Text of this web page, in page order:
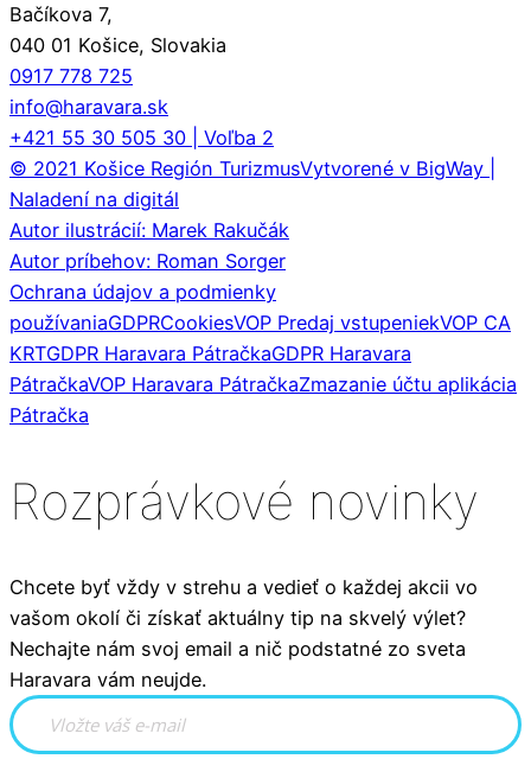
Bačíkova 7,
040 01 Košice, Slovakia
0917 778 725
info@haravara.sk
+421 55 30 505 30 | Voľba 2
© 2021 Košice Región TurizmusVytvorené v BigWay |
Naladení na digitál
Autor ilustrácií: Marek Rakučák
Autor príbehov: Roman Sorger
Ochrana údajov a podmienky
používaniaGDPRCookiesVOP Predaj vstupeniekVOP CA
KRTGDPR Haravara PátračkaGDPR Haravara
PátračkaVOP Haravara PátračkaZmazanie účtu aplikácia
Pátračka
Rozprávkové novinky
Chcete byť vždy v strehu a vedieť o každej akcii vo
vašom okolí či získať aktuálny tip na skvelý výlet?
Nechajte nám svoj email a nič podstatné zo sveta
Haravara vám neujde.